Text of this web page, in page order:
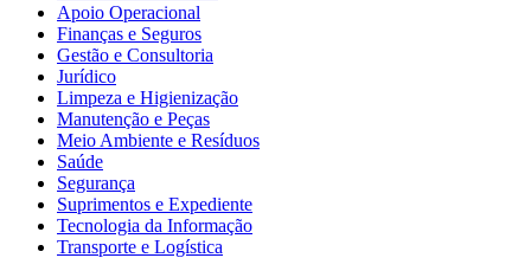
Apoio Operacional
Finanças e Seguros
Gestão e Consultoria
Jurídico
Limpeza e Higienização
Manutenção e Peças
Meio Ambiente e Resíduos
Saúde
Segurança
Suprimentos e Expediente
Tecnologia da Informação
Transporte e Logística